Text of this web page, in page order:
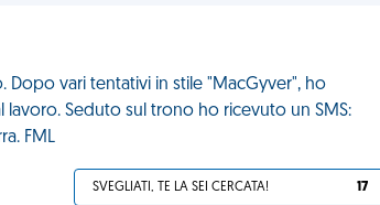
vari tentativi in stile "MacGyver", ho
Seduto sul trono ho ricevuto un SMS:
FML
SVEGLIATI, TE LA SEI CERCATA! 17